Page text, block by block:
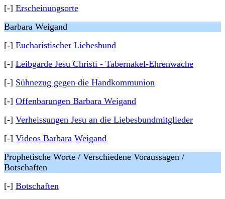
[-] Erscheinungsorte
Barbara Weigand
[-] Eucharistischer Liebesbund
[-] Leibgarde Jesu Christi - Tabernakel-Ehrenwache
[-] Sühnezug gegen die Handkommunion
[-] Offenbarungen Barbara Weigand
[-] Verheissungen Jesu an die Liebesbundmitglieder
[-] Videos Barbara Weigand
Prophetische Worte / Verschiedene Voraussagen /
Botschaften
[-] Botschaften